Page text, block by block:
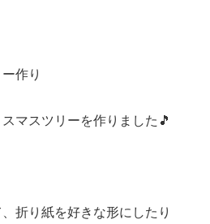
作り
マスツリーを作りました🎵
折り紙を好きな形にしたり